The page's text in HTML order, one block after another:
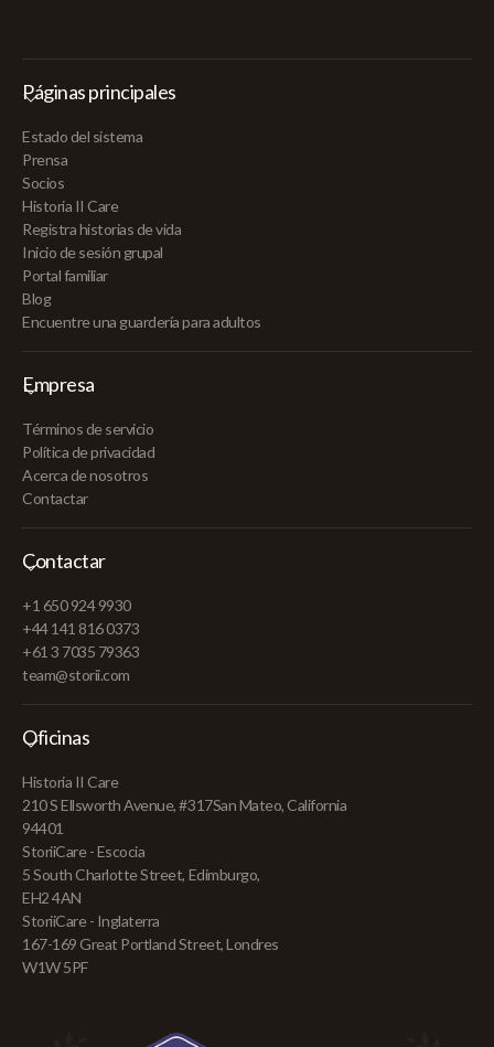
Páginas principales
Estado del sistema
Prensa
Socios
Historia II Care
Registra historias de vida
Inicio de sesión grupal
Portal familiar
Blog
Encuentre una guardería para adultos
Empresa
Términos de servicio
Política de privacidad
Acerca de nosotros
Contactar
Contactar
+1 650 924 9930
+44 141 816 0373
+61 3 7035 79363
team@storii.com
Oficinas
Historia II Care
210 S Ellsworth Avenue, #317San Mateo, California
94401
StoriiCare - Escocia
5 South Charlotte Street, Edimburgo,
EH2 4AN
StoriiCare - Inglaterra
167-169 Great Portland Street, Londres
W1W 5PF